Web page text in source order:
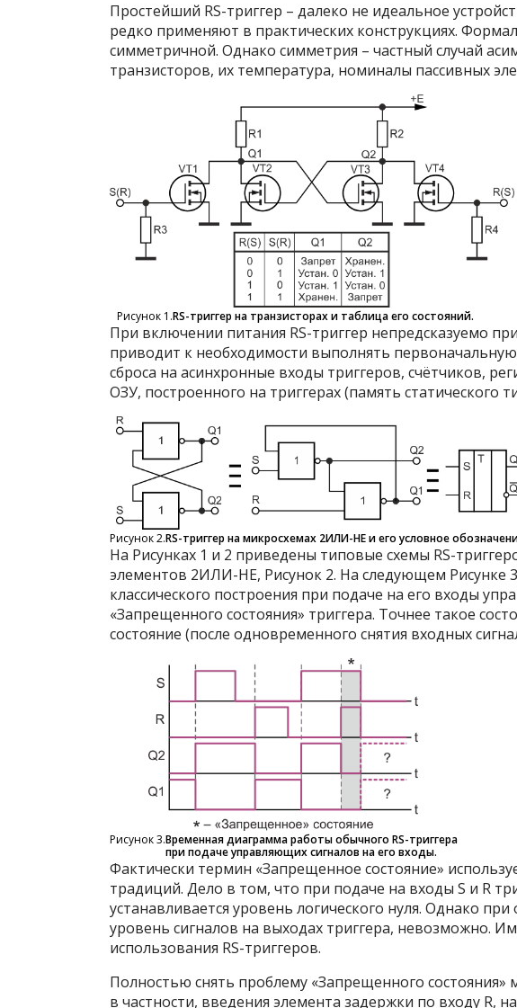
Простейший RS-триггер – далеко не идеальное
редко применяют в практических конструкциях.
симметричной. Однако симметрия – частный случай
транзисторов, их температура, номиналы пассивных
Рисунок 1.RS-триггер на транзисторах и таблица его состояний.
При включении питания RS-триггер непредсказуемо
приводит к необходимости выполнять первоначальную
сброса на асинхронные входы триггеров, счётчиков,
ОЗУ, построенного на триггерах (память
Рисунок 2.RS-триггер на микросхемах 2ИЛИ-НЕ и его условное
На Рисунках 1 и 2 приведены типовые схемы RS-
элементов 2ИЛИ-НЕ, Рисунок 2. На следующем Рисунке
классического построения при подаче на его входы
«Запрещенного состояния» триггера. Точнее такое
состояние (после одновременного снятия входных
Рисунок 3.Временная диаграмма работы обычного RS-триггера
при подаче управляющих сигналов на его входы.
Фактически термин «Запрещенное состояние»
традиций. Дело в том, что при подаче на входы S и R
устанавливается уровень логического нуля. Однако
уровень сигналов на выходах триггера, невозможно.
использования RS-триггеров.
Полностью снять проблему «Запрещенного состояния»
в частности, введения элемента задержки по входу R,